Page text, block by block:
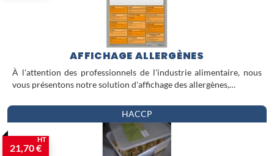
AFFICHAGE ALLERGÈNES
À l'attention des professionnels de l'industrie alimentaire, nous
vous présentons notre solution d'affichage des allergènes,…
HACCP
21,70 €
HT